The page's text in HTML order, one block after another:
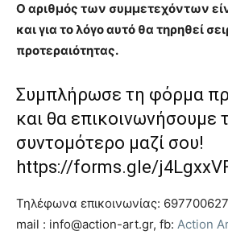
Ο αριθμός των συμμετεχόντων
και για το λόγο αυτό θα τηρηθεί
προτεραιότητας.
Συμπλήρωσε τη φόρμα
και θα επικοινωνήσουμε
συντομότερο μαζί σου!
https://forms.gle/
Τηλέφωνα επικοινωνίας:
mail : info@action-art.gr, fb: Action